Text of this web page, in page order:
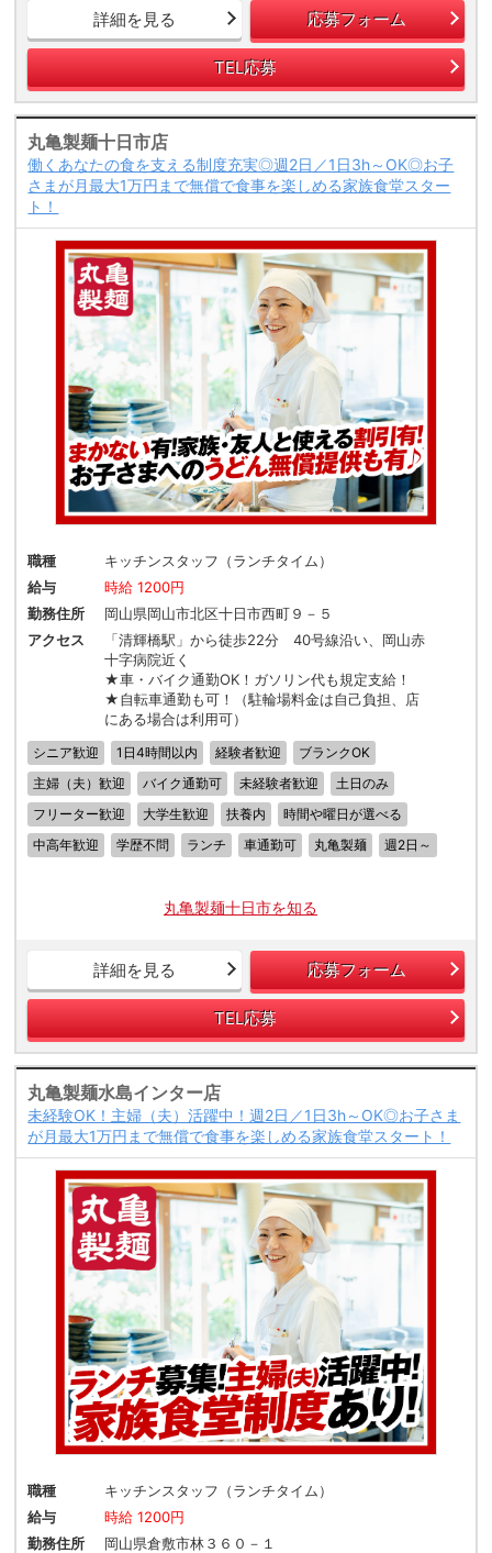
詳細を見る 応募フォーム
TEL応募
丸亀製麺十日市店
働くあなたの食を支える制度充実◎週2日／1日3h～OK◎お子
さまが月最大1万円まで無償で食事を楽しめる家族食堂スター
ト！
職種
キッチンスタッフ（ランチタイム）
給与
時給 1200円
勤務住所
岡山県岡山市北区十日市西町９－５
アクセス
「清輝橋駅」から徒歩22分 40号線沿い、岡山赤
十字病院近く
★車・バイク通勤OK！ガソリン代も規定支給！
★自転車通勤も可！（駐輪場料金は自己負担、店
にある場合は利用可）
シニア歓迎 1日4時間以内 経験者歓迎
ブランクOK
主婦（夫）歓迎
バイク通勤可 未経験者歓迎
土日のみ
フリーター歓迎
大学生歓迎 扶養内
時間や曜日が選べる
中高年歓迎
学歴不問 ランチ 車通勤可 丸亀製麺 週2日～
丸亀製麺十日市を知る
詳細を見る 応募フォーム
TEL応募
丸亀製麺水島インター店
未経験OK！主婦（夫）活躍中！週2日／1日3h～OK◎お子さま
が月最大1万円まで無償で食事を楽しめる家族食堂スタート！
職種
キッチンスタッフ（ランチタイム）
給与
時給 1200円
勤務住所
岡山県倉敷市林３６０－１